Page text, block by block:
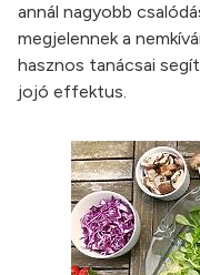
annál nagyobb
megjelennek a
hasznos tanácsai
jojó effektus.